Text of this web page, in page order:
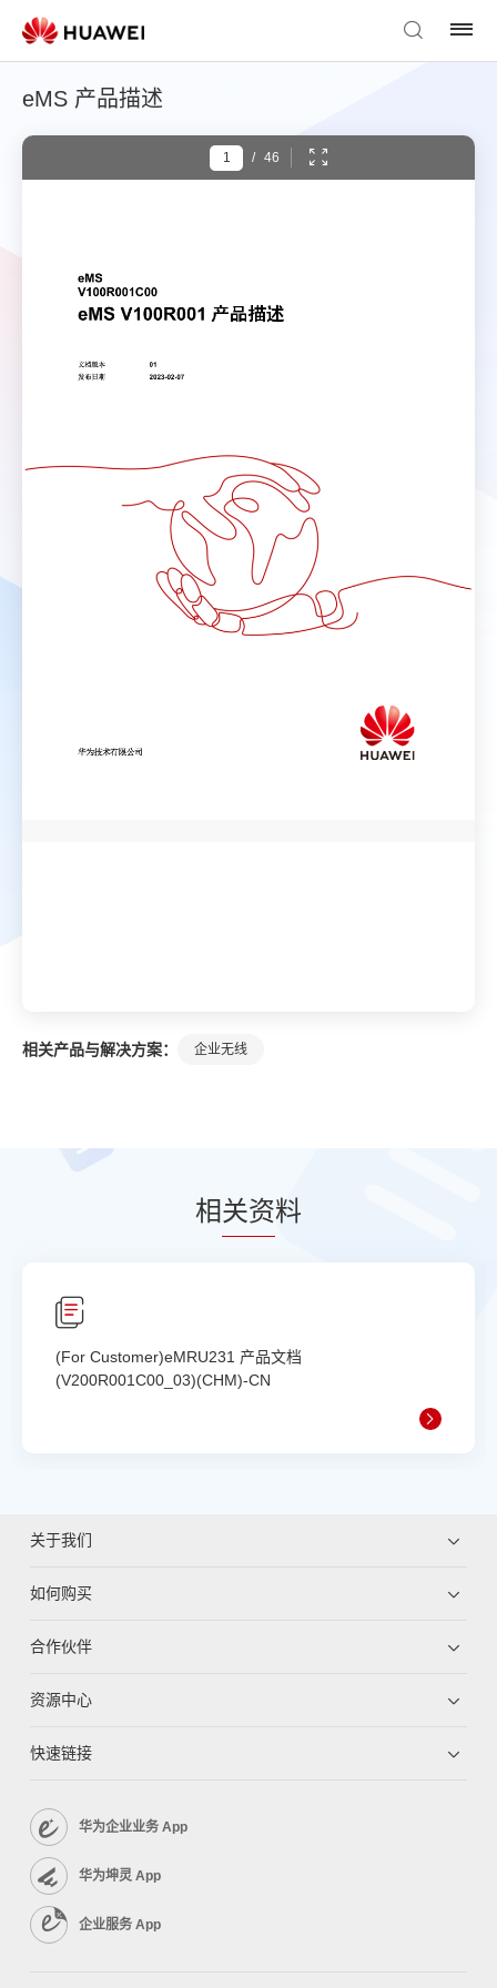
eMS 产品描述
相关产品与解决方案： 企业无线
/ 46
相关资料
(For Customer)eMRU231 产品文档
(V200R001C00_03)(CHM)-CN
关于我们
如何购买
合作伙伴
资源中心
快速链接
华为企业业务 App
华为坤灵 App
企业服务 App